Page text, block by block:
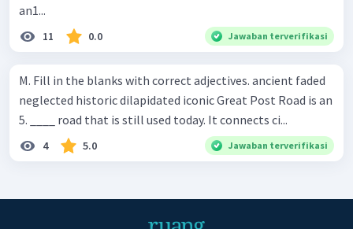
an1...
11 0.0 Jawaban terverifikasi
M. Fill in the blanks with correct adjectives. ancient faded
neglected historic dilapidated iconic Great Post Road is an
5. ____ road that is still used today. It connects ci...
4 5.0 Jawaban terverifikasi